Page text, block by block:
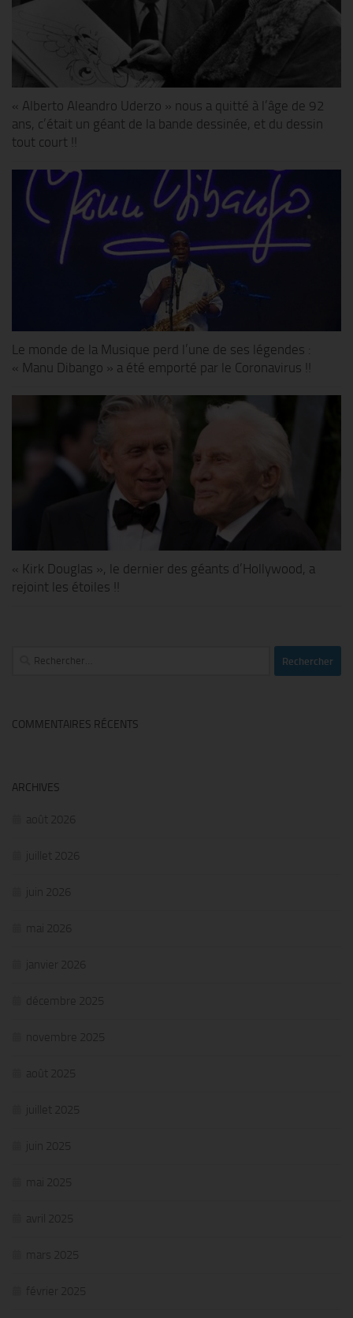
« Alberto Aleandro Uderzo » nous a quitté à l’âge de 92
ans, c’était un géant de la bande dessinée, et du dessin
tout court !!
Le monde de la Musique perd l’une de ses légendes :
« Manu Dibango » a été emporté par le Coronavirus !!
« Kirk Douglas », le dernier des géants d’Hollywood, a
rejoint les étoiles !!
Rechercher :
COMMENTAIRES RÉCENTS
ARCHIVES
août 2026
juillet 2026
juin 2026
mai 2026
janvier 2026
décembre 2025
novembre 2025
août 2025
juillet 2025
juin 2025
mai 2025
avril 2025
mars 2025
février 2025